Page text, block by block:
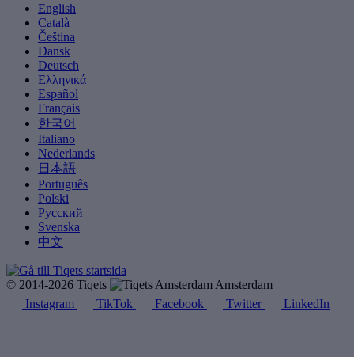
English
Català
Čeština
Dansk
Deutsch
Ελληνικά
Español
Français
한국어
Italiano
Nederlands
日本語
Português
Polski
Русский
Svenska
中文
© 2014-2026 Tiqets
Amsterdam
Instagram
TikTok Facebook Twitter LinkedIn